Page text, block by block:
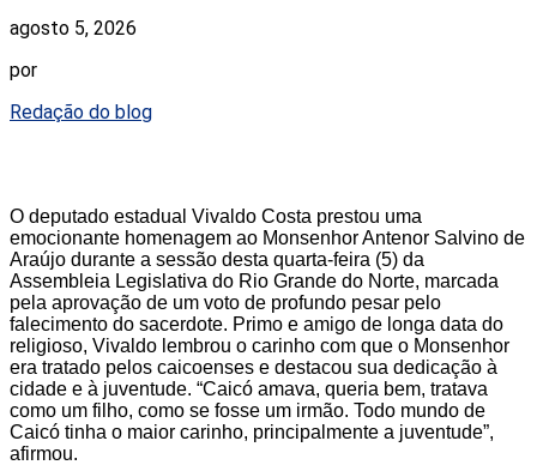
agosto 5, 2026
por
Redação do blog
O deputado estadual Vivaldo Costa prestou uma
emocionante homenagem ao Monsenhor Antenor Salvino de
Araújo durante a sessão desta quarta-feira (5) da
Assembleia Legislativa do Rio Grande do Norte, marcada
pela aprovação de um voto de profundo pesar pelo
falecimento do sacerdote. Primo e amigo de longa data do
religioso, Vivaldo lembrou o carinho com que o Monsenhor
era tratado pelos caicoenses e destacou sua dedicação à
cidade e à juventude. “Caicó amava, queria bem, tratava
como um filho, como se fosse um irmão. Todo mundo de
Caicó tinha o maior carinho, principalmente a juventude”,
afirmou.